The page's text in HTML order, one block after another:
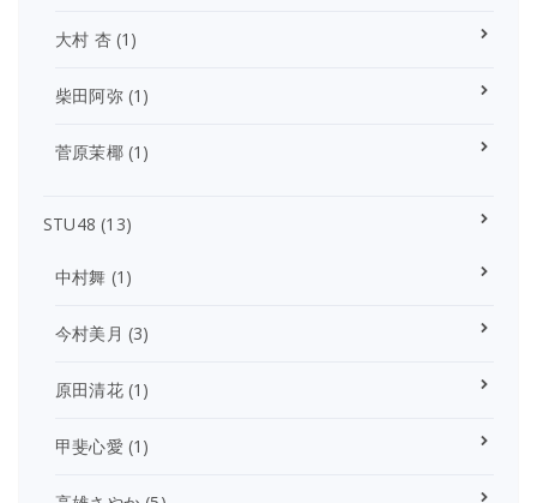
大村 杏(1)
柴田阿弥(1)
菅原茉椰(1)
STU48 (13)
中村舞 (1)
今村美月 (3)
原田清花(1)
甲斐心愛 (1)